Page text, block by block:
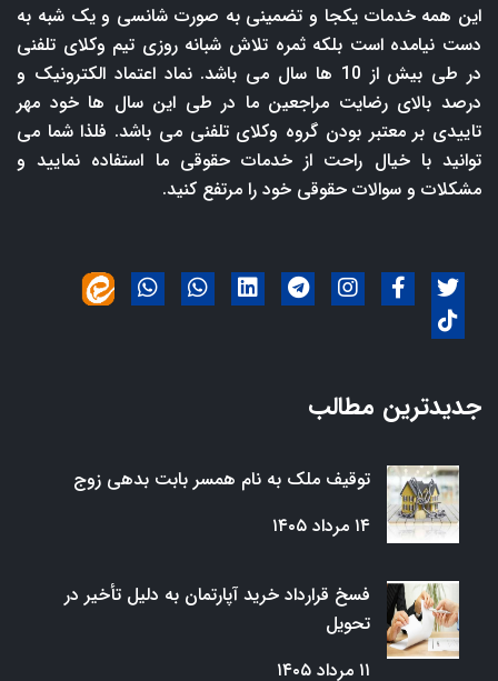
این همه خدمات یکجا و تضمینی به صورت شانسی و یک شبه به
دست نیامده است بلکه ثمره تلاش شبانه روزی تیم وکلای تلفنی
در طی بیش از 10 ها سال می باشد. نماد اعتماد الکترونیک و
درصد بالای رضایت مراجعین ما در طی این سال ها خود مهر
تاییدی بر معتبر بودن گروه وکلای تلفنی می باشد. فلذا شما می
توانید با خیال راحت از خدمات حقوقی ما استفاده نمایید و
مشکلات و سوالات حقوقی خود را مرتفع کنید.
جدیدترین مطالب
توقیف ملک به نام همسر بابت بدهی زوج
۱۴ مرداد ۱۴۰۵
فسخ قرارداد خرید آپارتمان به دلیل تأخیر در
تحویل
۱۱ مرداد ۱۴۰۵